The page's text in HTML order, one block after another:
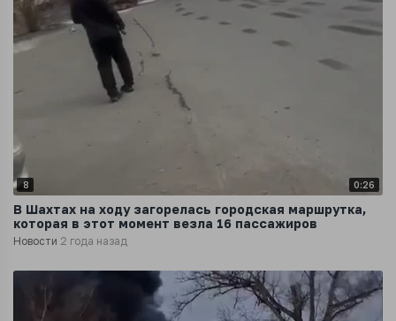
8 0:26
В Шахтах на ходу загорелась городская маршрутка,
которая в этот момент везла 16 пассажиров
Новости 2 года назад